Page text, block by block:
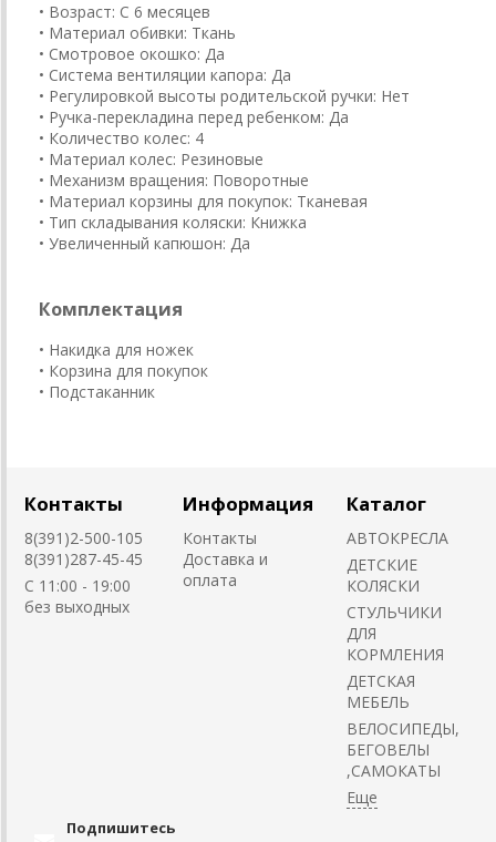
• Возраст: С 6 месяцев
• Материал обивки: Ткань
• Смотровое окошко: Да
• Система вентиляции капора: Да
• Регулировкой высоты родительской ручки: Нет
• Ручка-перекладина перед ребенком: Да
• ​Количество колес: 4
• Материал колес: Резиновые
• Механизм вращения: Поворотные
• Материал корзины для покупок: Тканевая
• Тип складывания коляски: Книжка
• Увеличенный капюшон: Да
Комплектация
• Накидка для ножек
• Корзина для покупок
• Подстаканник
Контакты
8(391)2-500-105
8(391)287-45-45
C 11:00 - 19:00
без выходных
Информация
Контакты
Доставка и
оплата
Каталог
АВТОКРЕСЛА
ДЕТСКИЕ
КОЛЯСКИ
CТУЛЬЧИКИ
ДЛЯ
КОРМЛЕНИЯ
ДЕТСКАЯ
МЕБЕЛЬ
ВЕЛОСИПЕДЫ,
БЕГОВЕЛЫ
,САМОКАТЫ
Подпишитесь